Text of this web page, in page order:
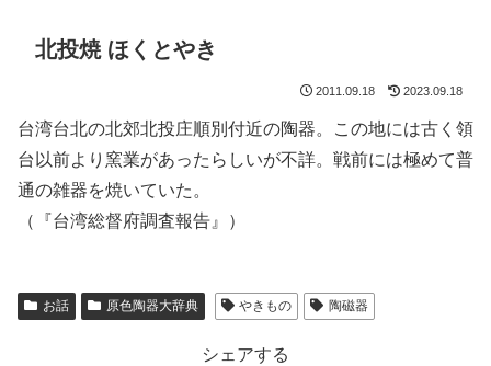
北投焼 ほくとやき
2011.09.18 2023.09.18
台湾台北の北郊北投庄順別付近の陶器。この地には古く領
台以前より窯業があったらしいが不詳。戦前には極めて普
通の雑器を焼いていた。
（『台湾総督府調査報告』）
お話 原色陶器大辞典 やきもの 陶磁器
シェアする